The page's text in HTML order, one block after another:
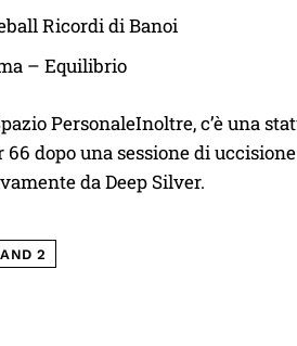
Ricordi di Banoi
– Equilibrio
PersonaleInoltre, c’è una
dopo una sessione di
da Deep Silver.
2